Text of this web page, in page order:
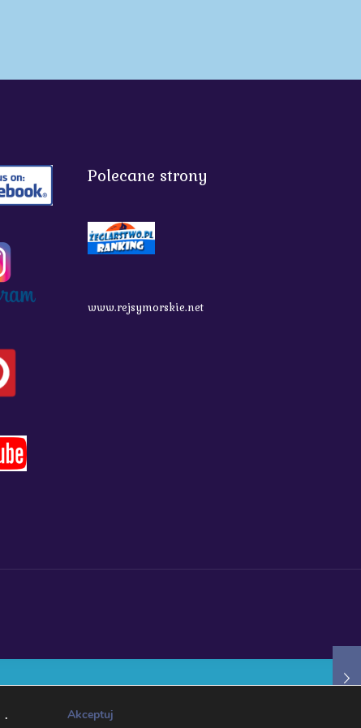
Polecane strony
www.rejsymorskie.net
. Akceptuj